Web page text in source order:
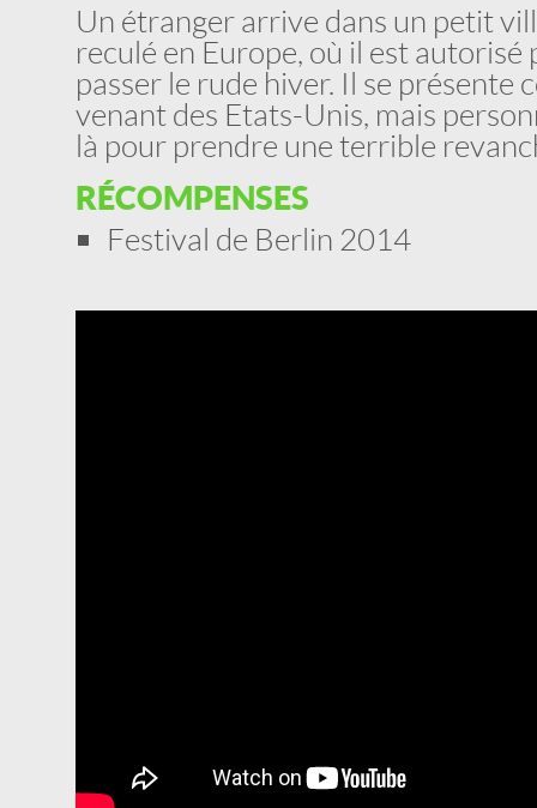
Un étranger arrive dans un petit
reculé en Europe, où il est autorisé
passer le rude hiver. Il se présente
venant des Etats-Unis, mais
là pour prendre une terrible
RÉCOMPENSES
Festival de Berlin 2014